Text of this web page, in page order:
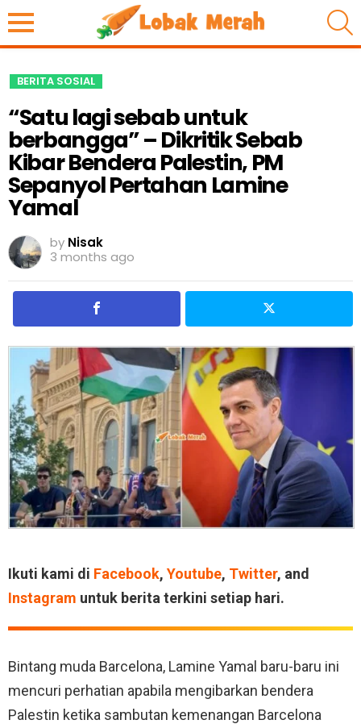
BERITA SOSIAL
“Satu lagi sebab untuk
berbangga” – Dikritik Sebab
Kibar Bendera Palestin, PM
Sepanyol Pertahan Lamine
Yamal
by Nisak
3 months ago
Ikuti kami di Facebook, Youtube, Twitter, and
Instagram untuk berita terkini setiap hari.
Bintang muda Barcelona, Lamine Yamal baru-baru ini
mencuri perhatian apabila mengibarkan bendera
Palestin ketika sambutan kemenangan Barcelona